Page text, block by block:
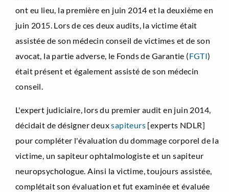
ont eu lieu, la première en juin 2014 et la deuxième en
juin 2015. Lors de ces deux audits, la victime était
assistée de son médecin conseil de victimes et de son
avocat, la partie adverse, le Fonds de Garantie (FGTI)
était présent et également assisté de son médecin
conseil.
L'expert judiciaire, lors du premier audit en juin 2014,
décidait de désigner deuxsapiteurs [experts NDLR]
pour compléter l'évaluation du dommage corporel de la
victime, un sapiteur ophtalmologiste et un sapiteur
neuropsychologue. Ainsi la victime, toujours assistée,
complétait son évaluation et fut examinée et évaluée